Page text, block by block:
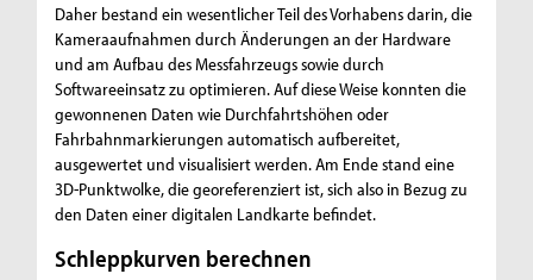
Daher bestand ein wesentlicher Teil des Vorhabens darin, die
Kameraaufnahmen durch Änderungen an der Hardware
und am Aufbau des Messfahrzeugs sowie durch
Softwareeinsatz zu optimieren. Auf diese Weise konnten die
gewonnenen Daten wie Durchfahrtshöhen oder
Fahrbahnmarkierungen automatisch aufbereitet,
ausgewertet und visualisiert werden. Am Ende stand eine
3D-Punktwolke, die georeferenziert ist, sich also in Bezug zu
den Daten einer digitalen Landkarte befindet.
Schleppkurven berechnen